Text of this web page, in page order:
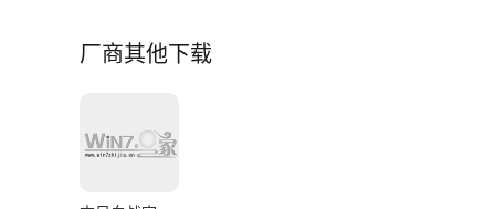
厂商其他下载